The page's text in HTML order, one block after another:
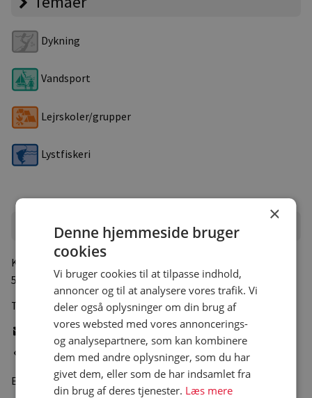
Dykning
Vandsport
Lejrskoler/grupper
Lystfiskeri
Campingpladsen
Knarreborg Møllevej 25
5883 Oure
Tlf.:
+45 62281056
Skriv e-mail
Gå til pladsens hjemmeside
Er medlem af
×
Denne hjemmeside bruger
cookies
Vi bruger cookies til at tilpasse indhold,
annoncer og til at analysere vores trafik. Vi
deler også oplysninger om din brug af
vores websted med vores annoncerings-
og analysepartnere, som kan kombinere
dem med andre oplysninger, som du har
givet dem, eller som de har indsamlet fra
din brug af deres tjenester. Læs mere